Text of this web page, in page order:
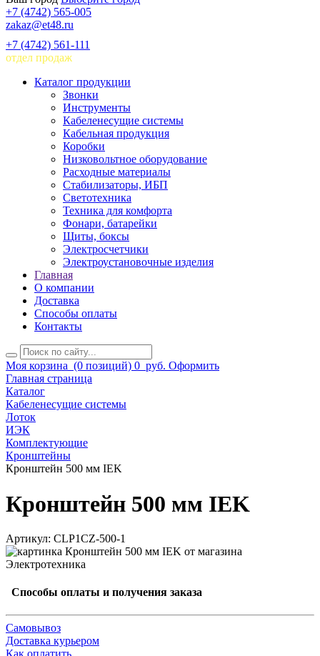
+7 (4742) 565-005
zakaz@et48.ru
+7 (4742) 561-111
отдел продаж
Каталог продукции
Звонки
Инструменты
Кабеленесущие системы
Кабельная продукция
Коробки
Низковольтное оборудование
Расходные материалы
Стабилизаторы, ИБП
Светотехника
Техника для комфорта
Фонари, батарейки
Щиты, боксы
Электросчетчики
Электроустановочные изделия
Главная
О компании
Доставка
Способы оплаты
Контакты
Моя корзина (0 позиций) 0 руб. Оформить
Главная страница
Каталог
Кабеленесущие системы
Лоток
ИЭК
Комплектующие
Кронштейны
Кронштейн 500 мм IEK
Кронштейн 500 мм IEK
Артикул: CLP1CZ-500-1
Способы оплаты и получения заказа
Самовывоз
Доставка курьером
Как оплатить